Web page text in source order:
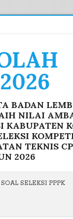
BADAN
NILAI
KABUPATEN
TEKNIS
2026
SELEKSI PPPK